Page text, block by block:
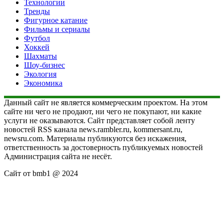
Технологии
Тренды
Фигурное катание
Фильмы и сериалы
Футбол
Хоккей
Шахматы
Шоу-бизнес
Экология
Экономика
Данный сайт не является коммерческим проектом. На этом
сайте ни чего не продают, ни чего не покупают, ни какие
услуги не оказываются. Сайт представляет собой ленту
новостей RSS канала news.rambler.ru, kommersant.ru,
newsru.com. Материалы публикуются без искажения,
ответственность за достоверность публикуемых новостей
Администрация сайта не несёт.
Сайт от bmb1 @ 2024